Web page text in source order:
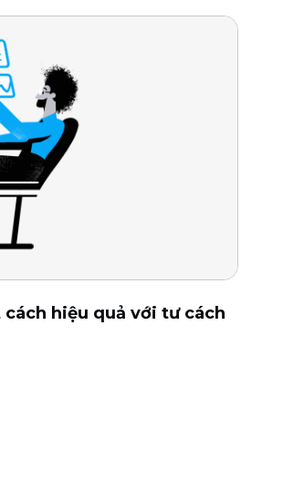
hiệu quả với tư cách